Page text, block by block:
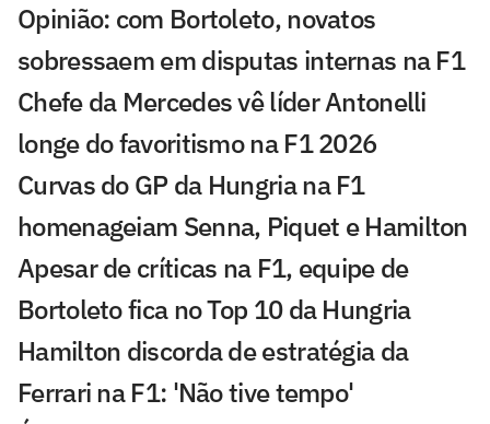
Opinião: com Bortoleto, novatos
sobressaem em disputas internas na F1
Chefe da Mercedes vê líder Antonelli
longe do favoritismo na F1 2026
Curvas do GP da Hungria na F1
homenageiam Senna, Piquet e Hamilton
Apesar de críticas na F1, equipe de
Bortoleto fica no Top 10 da Hungria
Hamilton discorda de estratégia da
Ferrari na F1: 'Não tive tempo'